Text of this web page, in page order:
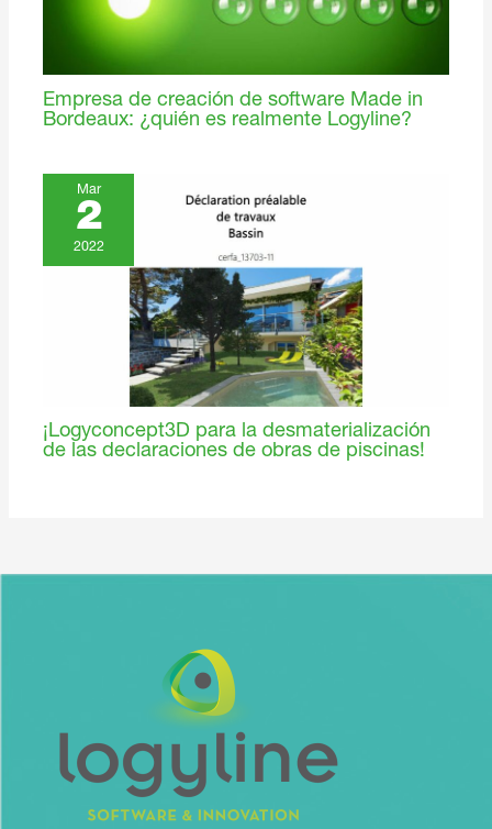
Empresa de creación de software Made in
Bordeaux: ¿quién es realmente Logyline?
Mar
2
2022
¡Logyconcept3D para la desmaterialización
de las declaraciones de obras de piscinas!